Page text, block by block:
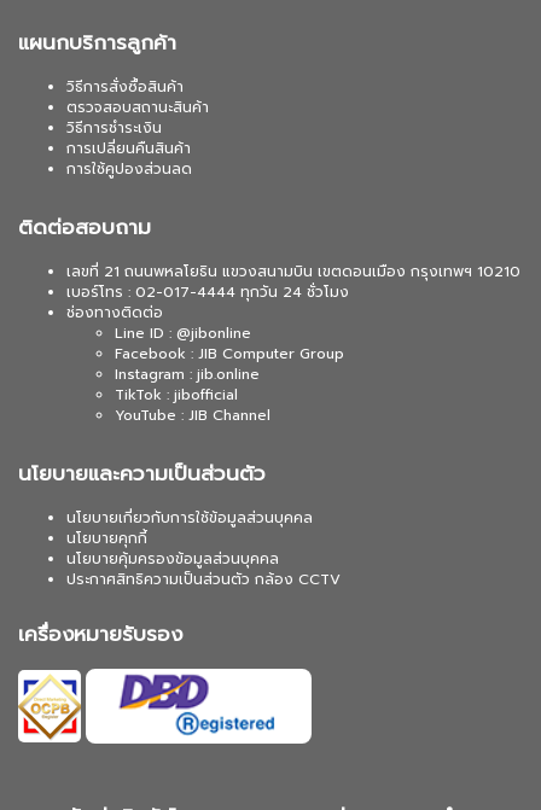
แผนกบริการลูกค้า
วิธีการสั่งซื้อสินค้า
ตรวจสอบสถานะสินค้า
วิธีการชำระเงิน
การเปลี่ยนคืนสินค้า
การใช้คูปองส่วนลด
ติดต่อสอบถาม
เลขที่ 21 ถนนพหลโยธิน แขวงสนามบิน เขตดอนเมือง กรุงเทพฯ 10210
เบอร์โทร : 02-017-4444 ทุกวัน 24 ชั่วโมง
ช่องทางติดต่อ
Line ID : @jibonline
Facebook : JIB Computer Group
Instagram : jib.online
TikTok : jibofficial
YouTube : JIB Channel
นโยบายและความเป็นส่วนตัว
นโยบายเกี่ยวกับการใช้ข้อมูลส่วนบุคคล
นโยบายคุกกี้
นโยบายคุ้มครองข้อมูลส่วนบุคคล
ประกาศสิทธิความเป็นส่วนตัว กล้อง CCTV
เครื่องหมายรับรอง